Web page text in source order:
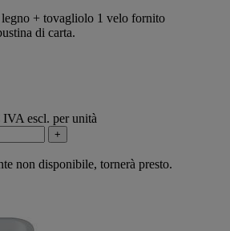
legno + tovagliolo 1 velo fornito
di carta.
IVA escl. per unità
+
non disponibile, tornerà presto.